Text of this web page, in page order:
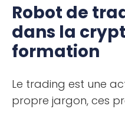
Robot de
dans la
formation
Le trading est une
propre jargon, ces